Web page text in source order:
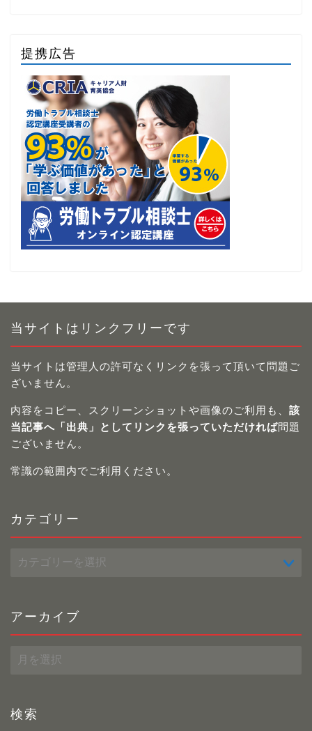
提携広告
当サイトはリンクフリーです
当サイトは管理人の許可なくリンクを張って頂いて問題ご
ざいません。
内容をコピー、スクリーンショットや画像のご利用も、 該
当記事へ「出典」としてリンクを張っていただければ問題
ございません。
常識の範囲内でご利用ください。
カテゴリー
テ
ー
アーカイブ
ー
ブ
検索